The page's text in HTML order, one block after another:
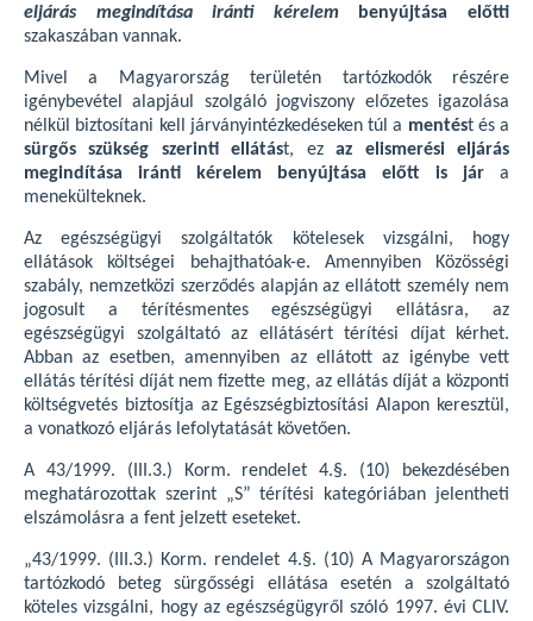
eljárás megindítása iránti
kérelem benyújtása előtti
szakaszában vannak.
Mivel a Magyarország területén tartózkodók részére
igénybevétel alapjául szolgáló jogviszony előzetes igazolása
nélkül biztosítani kell járványintézkedéseken túl a mentést és a
sürgős szükség szerinti ellátást, ezaz elismerési eljárás
megindítása iránti kérelem benyújtása előtt is jár a
menekülteknek.
Az egészségügyi szolgáltatók kötelesek vizsgálni, hogy
ellátások költségei behajthatóak-e. Amennyiben Közösségi
szabály, nemzetközi szerződés alapján az ellátott személy nem
jogosult a térítésmentes egészségügyi ellátásra, az
egészségügyi szolgáltató az ellátásért térítési díjat kérhet.
Abban az esetben, amennyiben az ellátott az igénybe vett
ellátás térítési díját nem fizette meg, az ellátás díját a központi
költségvetés biztosítja az Egészségbiztosítási Alapon keresztül,
a vonatkozó eljárás lefolytatását követően.
A 43/1999. (III.3.) Korm. rendelet 4.§. (10) bekezdésében
meghatározottak szerint „S” térítési kategóriában jelentheti
elszámolásra a fent jelzett eseteket.
„43/1999. (III.3.) Korm. rendelet 4.§. (10) A Magyarországon
tartózkodó beteg sürgősségi ellátása esetén a szolgáltató
köteles vizsgálni, hogy az egészségügyről szóló 1997. évi CLIV.